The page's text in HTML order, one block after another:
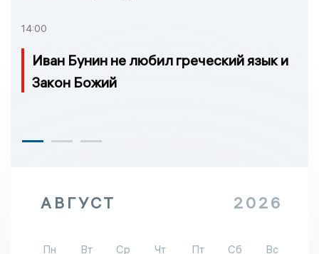
14:00
Иван Бунин не любил греческий язык и
Закон Божий
АВГУСТ 2026
Пн Вт Ср Чт Пт Сб
Вс